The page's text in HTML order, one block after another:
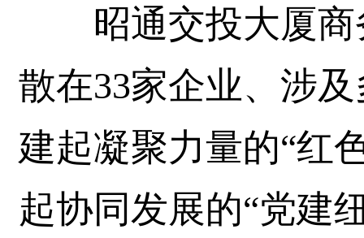
昭通交投大厦商
散在33家企业、涉
建起凝聚力量的“红
起协同发展的“党建